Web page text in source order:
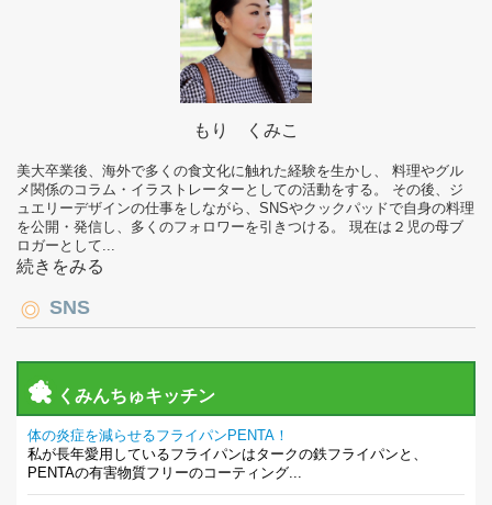
もり くみこ
美大卒業後、海外で多くの食文化に触れた経験を生かし、 料理やグル
メ関係のコラム・イラストレーターとしての活動をする。 その後、ジ
ュエリーデザインの仕事をしながら、SNSやクックパッドで自身の料理
を公開・発信し、多くのフォロワーを引きつける。 現在は２児の母ブ
ロガーとして...
続きをみる
SNS
くみんちゅキッチン
体の炎症を減らせるフライパンPENTA！
私が長年愛用しているフライパンはタークの鉄フライパンと、
PENTAの有害物質フリーのコーティング...